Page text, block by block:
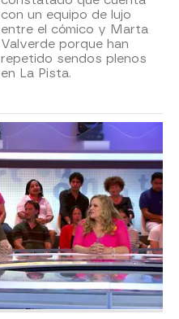
con un equipo de lujo
entre el cómico y Marta
Valverde porque han
repetido sendos plenos
en La Pista.